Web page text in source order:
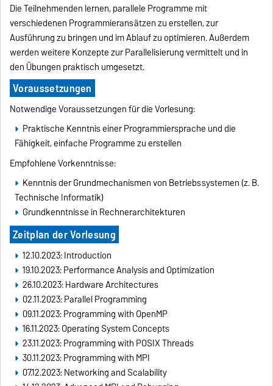
Die Teilnehmenden lernen, parallele Programme mit
verschiedenen Programmieransätzen zu erstellen, zur
Ausführung zu bringen und im Ablauf zu optimieren. Außerdem
werden weitere Konzepte zur Parallelisierung vermittelt und in
den Übungen praktisch umgesetzt.
Voraussetzungen
Notwendige Voraussetzungen für die Vorlesung:
Praktische Kenntnis einer Programmiersprache und die
Fähigkeit, einfache Programme zu erstellen
Empfohlene Vorkenntnisse:
Kenntnis der Grundmechanismen von Betriebssystemen (z. B.
Technische Informatik)
Grundkenntnisse in Rechnerarchitekturen
Zeitplan der Vorlesung
12.10.2023: Introduction
19.10.2023: Performance Analysis and Optimization
26.10.2023: Hardware Architectures
02.11.2023: Parallel Programming
09.11.2023: Programming with OpenMP
16.11.2023: Operating System Concepts
23.11.2023: Programming with POSIX Threads
30.11.2023: Programming with MPI
07.12.2023: Networking and Scalability